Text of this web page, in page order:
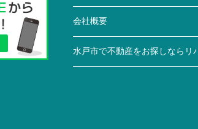
会社概要
水戸市で不動産をお探しなら